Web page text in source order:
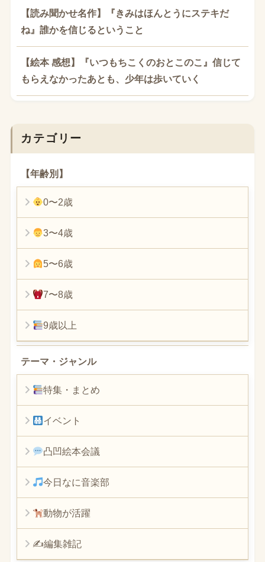
【読み聞かせ名作】『きみはほんとうにステキだ
ね』誰かを信じるということ
【絵本 感想】『いつもちこくのおとこのこ』信じて
もらえなかったあとも、少年は歩いていく
カテゴリー
【年齢別】
0〜2歳
3〜4歳
5〜6歳
7〜8歳
9歳以上
テーマ・ジャンル
特集・まとめ
イベント
凸凹絵本会議
今日なに音楽部
動物が活躍
✍編集雑記